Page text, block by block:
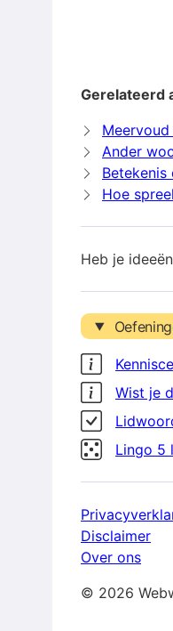
Gerelateerd
Ander
Betekenis
Hoe
Heb je
Wist je
Lingo 5
Disclaimer
Over ons
© 2026